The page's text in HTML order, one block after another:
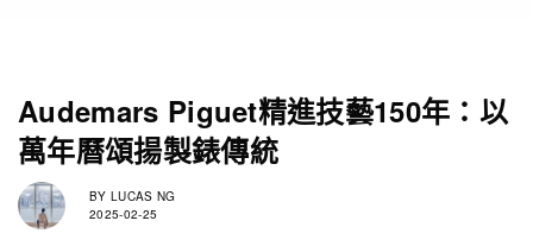
Audemars Piguet精進技藝150年：以
萬年曆頌揚製錶傳統
BY LUCAS NG
2025-02-25